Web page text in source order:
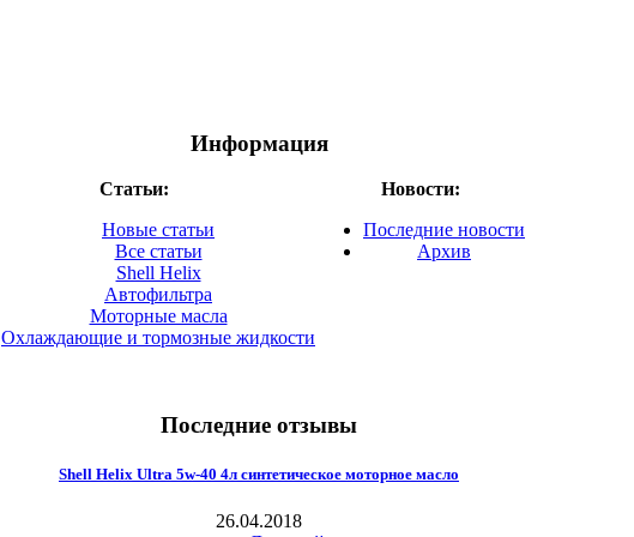
Информация
Статьи:
Новые статьи
Все статьи
Shell Helix
Автофильтра
Моторные масла
Охлаждающие и тормозные жидкости
Новости:
Последние новости
Архив
Последние отзывы
Shell Helix Ultra 5w-40 4л синтетическое моторное масло
26.04.2018